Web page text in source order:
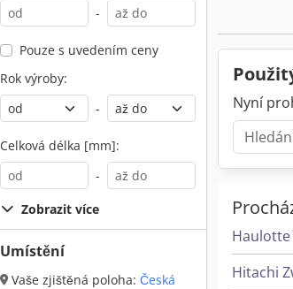
-
Pouze s uvedením ceny
Rok výroby:
-
Celková délka [mm]:
-
Zobrazit více
Umístění
Vaše zjištěná poloha: Česká
Nyní
Haulotte
Hitachi